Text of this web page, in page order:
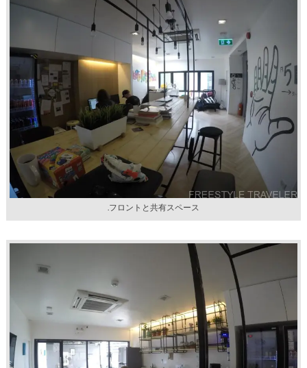
.フロントと共有スペース